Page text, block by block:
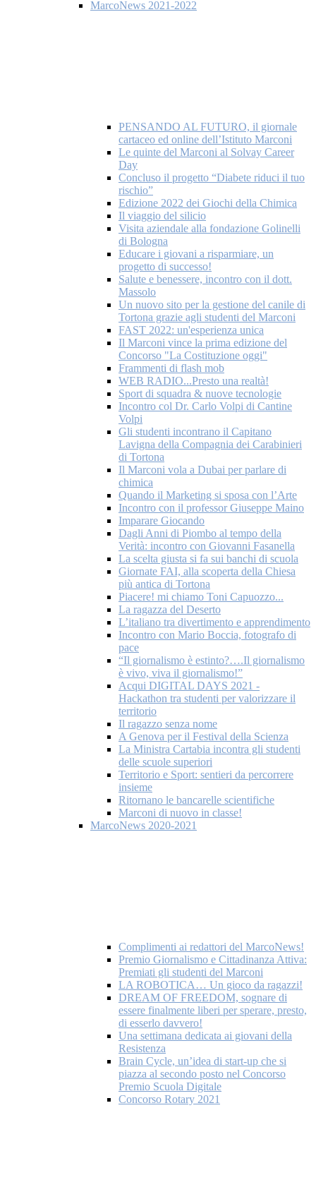
MarcoNews 2021-2022
PENSANDO AL FUTURO, il giornale
cartaceo ed online dell’Istituto Marconi
Le quinte del Marconi al Solvay Career
Day
Concluso il progetto “Diabete riduci il tuo
rischio”
Edizione 2022 dei Giochi della Chimica
Il viaggio del silicio
Visita aziendale alla fondazione Golinelli
di Bologna
Educare i giovani a risparmiare, un
progetto di successo!
Salute e benessere, incontro con il dott.
Massolo
Un nuovo sito per la gestione del canile di
Tortona grazie agli studenti del Marconi
FAST 2022: un'esperienza unica
Il Marconi vince la prima edizione del
Concorso "La Costituzione oggi"
Frammenti di flash mob
WEB RADIO...Presto una realtà!
Sport di squadra & nuove tecnologie
Incontro col Dr. Carlo Volpi di Cantine
Volpi
Gli studenti incontrano il Capitano
Lavigna della Compagnia dei Carabinieri
di Tortona
Il Marconi vola a Dubai per parlare di
chimica
Quando il Marketing si sposa con l’Arte
Incontro con il professor Giuseppe Maino
Imparare Giocando
Dagli Anni di Piombo al tempo della
Verità: incontro con Giovanni Fasanella
La scelta giusta si fa sui banchi di scuola
Giornate FAI, alla scoperta della Chiesa
più antica di Tortona
Piacere! mi chiamo Toni Capuozzo...
La ragazza del Deserto
L’italiano tra divertimento e apprendimento
Incontro con Mario Boccia, fotografo di
pace
“Il giornalismo è estinto?….Il giornalismo
è vivo, viva il giornalismo!”
Acqui DIGITAL DAYS 2021 -
Hackathon tra studenti per valorizzare il
territorio
Il ragazzo senza nome
A Genova per il Festival della Scienza
La Ministra Cartabia incontra gli studenti
delle scuole superiori
Territorio e Sport: sentieri da percorrere
insieme
Ritornano le bancarelle scientifiche
Marconi di nuovo in classe!
MarcoNews 2020-2021
Complimenti ai redattori del MarcoNews!
Premio Giornalismo e Cittadinanza Attiva:
Premiati gli studenti del Marconi
LA ROBOTICA… Un gioco da ragazzi!
DREAM OF FREEDOM, sognare di
essere finalmente liberi per sperare, presto,
di esserlo davvero!
Una settimana dedicata ai giovani della
Resistenza
Brain Cycle, un’idea di start-up che si
piazza al secondo posto nel Concorso
Premio Scuola Digitale
Concorso Rotary 2021